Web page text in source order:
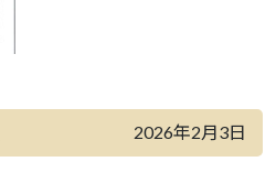
2026年2月3日